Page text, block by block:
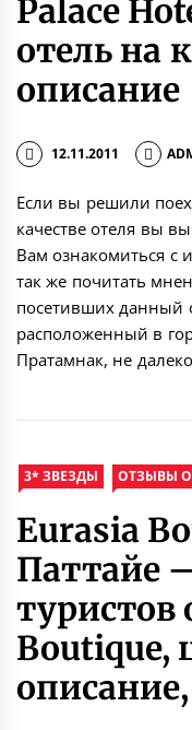
Palace
отель на
описание
12.11.2011
Если вы решили
качестве отеля вы
Вам ознакомиться с
так же почитать
посетивших данный
расположенный в
Пратамнак, не
3* ЗВЕЗДЫ ОТЗЫВЫ
Eurasia
Паттайе
туристов
Boutique,